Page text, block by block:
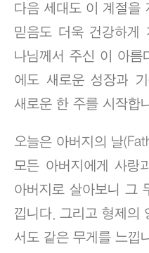
다음 세대도 이 계절을
믿음도 더욱 건강하게
나님께서 주신 이 아름
에도 새로운 성장과
새로운 한 주를 시작합
오늘은 아버지의 날
모든 아버지에게 사랑
아버지로 살아보니 그
낍니다. 그리고 형제의
서도 같은 무게를 느낍